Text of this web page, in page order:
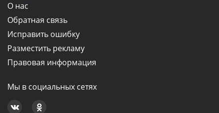
О нас
Обратная связь
Исправить ошибку
Разместить рекламу
Правовая информация
Мы в социальных сетях